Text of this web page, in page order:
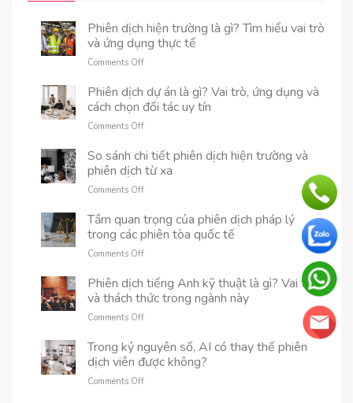
Phiên dịch hiện trường là gì? Tìm hiểu vai trò
và ứng dụng thực tế
Comments Offon
dịch
hiện
là
Tìm
hiểu
ứng
dụng
thực
Phiên dịch dự án là gì? Vai trò, ứng dụng và
cách chọn đối tác uy tín
Comments Offon
dịch
dự
là
Vai
trò,
cách
chọn
đối
tín
So sánh chi tiết phiên dịch hiện trường và
phiên dịch từ xa
Comments Offon
sánh
chi
phiên
hiện
trường
từ
xa
Tầm quan trọng của phiên dịch pháp lý
trong các phiên tòa quốc tế
Comments Offon
quan
trọng
phiên
pháp
lý
Phiên dịch tiếng Anh kỹ thuật là gì? Vai trò
và thách thức trong ngành này
Comments Offon
dịch
tiếng
Anh
kỹ
Trong kỷ nguyên số, AI có thay thế phiên
dịch viên được không?
Comments Offon